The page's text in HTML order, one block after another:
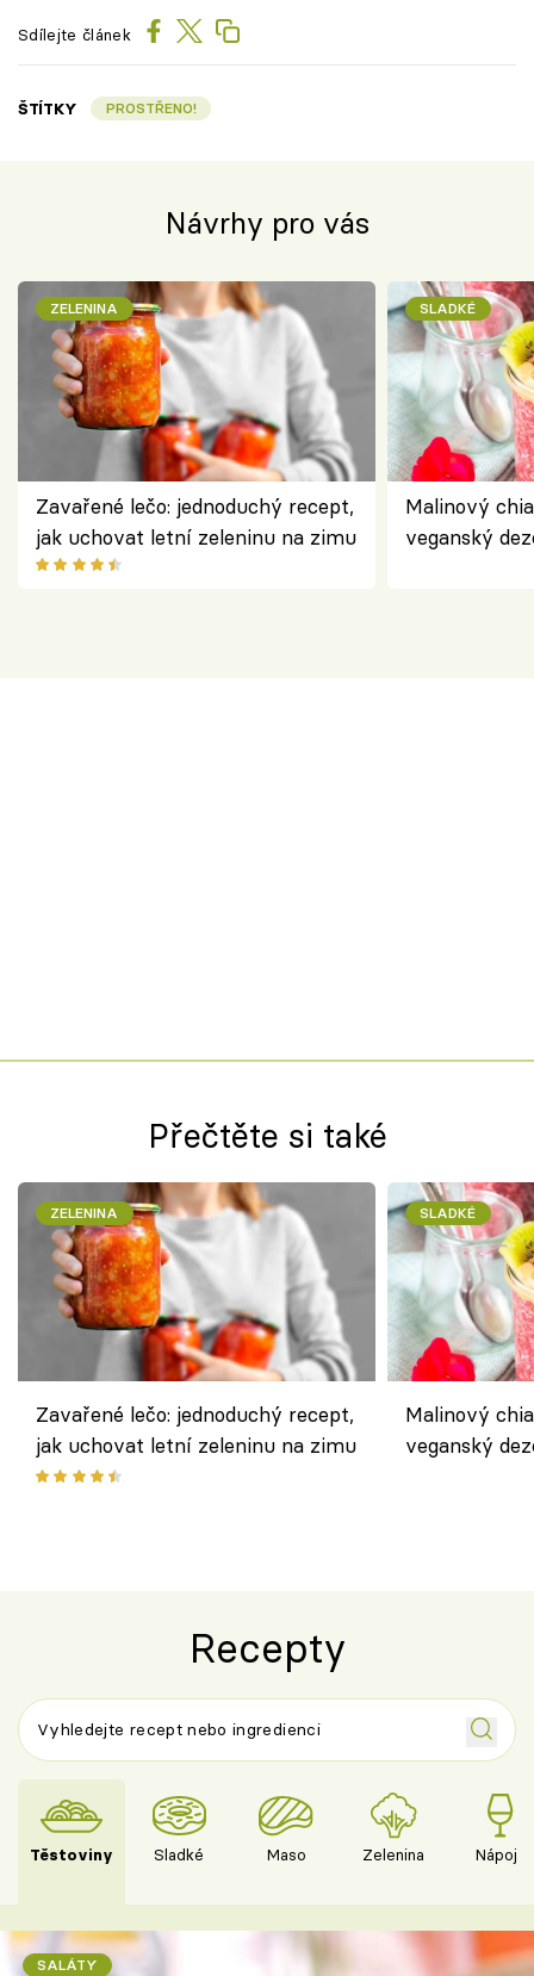
Sdílejte článek
ŠTÍTKY PROSTŘENO!
Návrhy pro vás
ZELENINA
Zavařené lečo: jednoduchý recept,
jak uchovat letní zeleninu na zimu
SLADKÉ
Malinový
veganský
Přečtěte si také
ZELENINA
Zavařené lečo: jednoduchý recept,
jak uchovat letní zeleninu na zimu
SLADKÉ
Malinový
veganský
Recepty
Těstoviny Sladké Maso Zelenina Nápoje
SALÁTY